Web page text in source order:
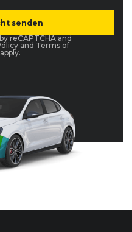
reCAPTCHA and
and Terms of
apply.